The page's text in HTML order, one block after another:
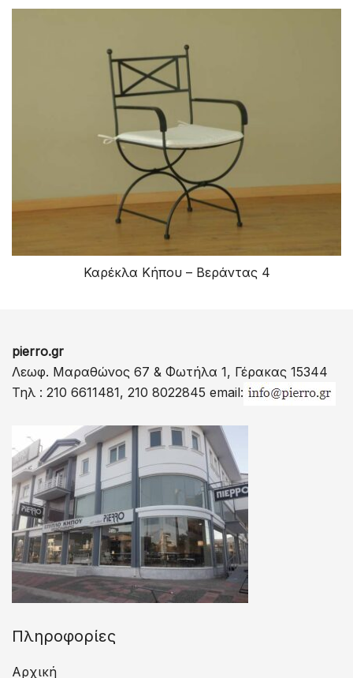
Καρέκλα Κήπου – Βεράντας 4
pierro.gr
Λεωφ. Μαραθώνος 67 & Φωτήλα 1, Γέρακας 15344
Τηλ : 210 6611481, 210 8022845 email:
Πληροφορίες
Αρχική